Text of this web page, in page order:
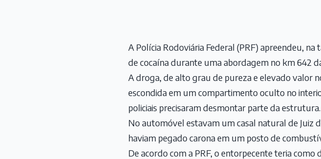
A Polícia Rodoviária Federal (PRF) apreendeu,
de cocaína durante uma abordagem no km 642
A droga, de alto grau de pureza e elevado valor
escondida em um compartimento oculto no
policiais precisaram desmontar parte da estrutura.
No automóvel estavam um casal natural de Juiz
haviam pegado carona em um posto de
De acordo com a PRF, o entorpecente teria